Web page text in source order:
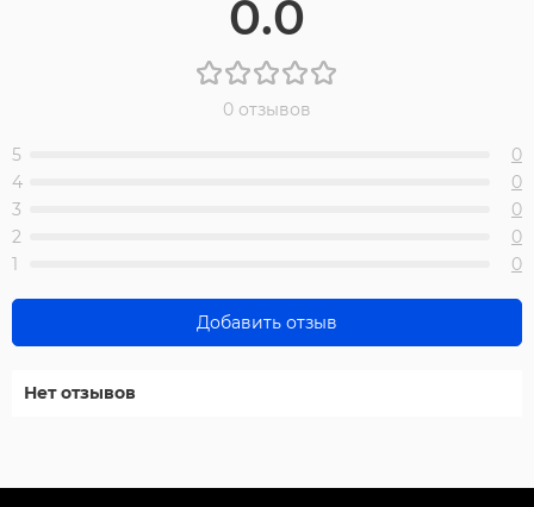
0.0
0 отзывов
5
0
4
0
3
0
2
0
1
0
Добавить отзыв
Нет отзывов